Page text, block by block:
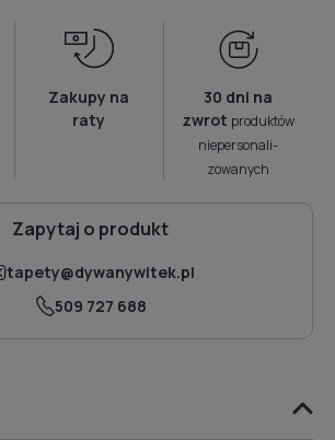
Zakupy na
raty
30 dni na
zwrot produktów
niepersonali­
zowanych
Zapytaj o produkt
tapety@dywanywitek.pl
509 727 688